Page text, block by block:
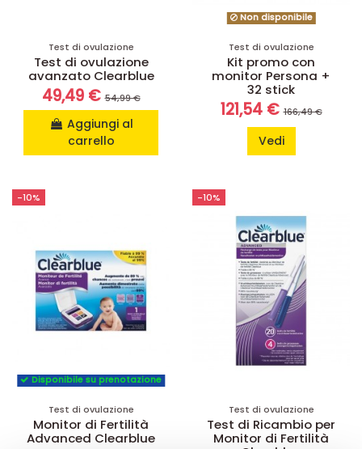
Test di ovulazione
Test di ovulazione
avanzato Clearblue
49,49 €54,99 €
Aggiungi al
carrello
Non disponibile
Test di ovulazione
Kit promo con
monitor Persona +
32 stick
121,54 €166,49 €
Vedi
-10%
Disponibile su prenotazione
Test di ovulazione
Monitor di Fertilità
Advanced Clearblue
-10%
Test di ovulazione
Test di Ricambio per
Monitor di Fertilità